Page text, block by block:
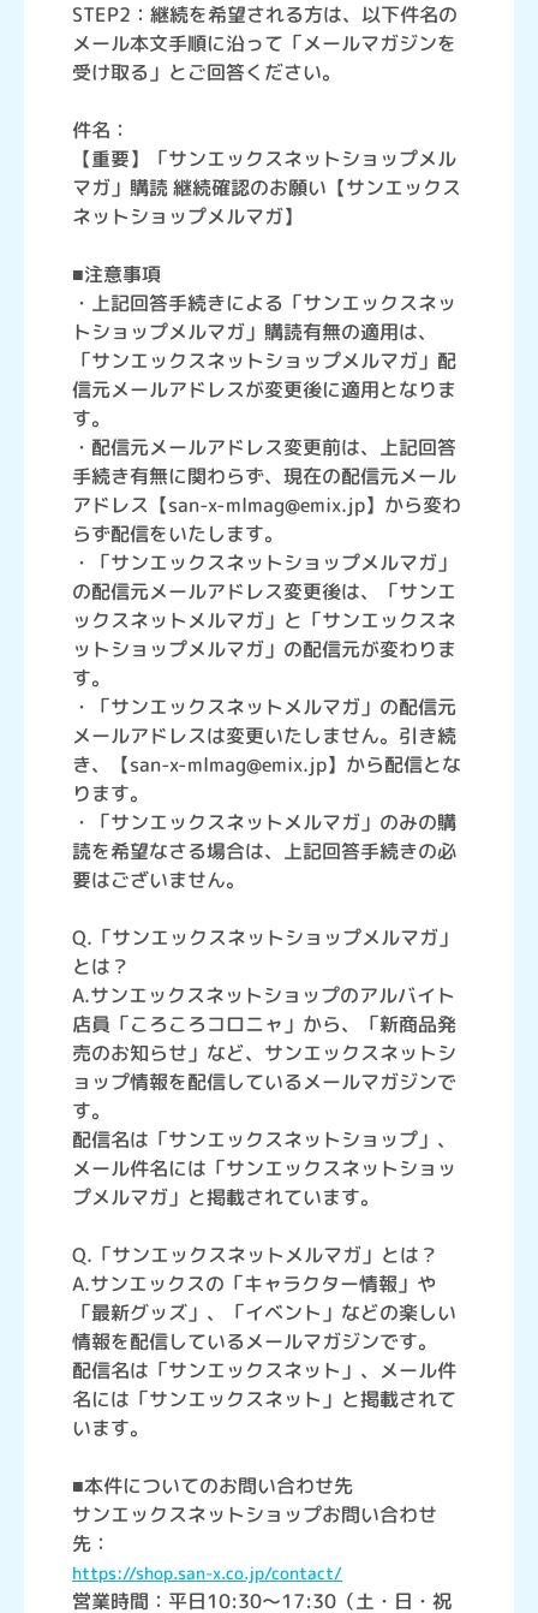
STEP2：継続を希望される方は、以下件名の
メール本文手順に沿って「メールマガジンを
受け取る」とご回答ください。
件名：
【重要】「サンエックスネットショップメル
マガ」購読 継続確認のお願い【サンエックス
ネットショップメルマガ】
■注意事項
・上記回答手続きによる「サンエックスネッ
トショップメルマガ」購読有無の適用は、
「サンエックスネットショップメルマガ」配
信元メールアドレスが変更後に適用となりま
す。
・配信元メールアドレス変更前は、上記回答
手続き有無に関わらず、現在の配信元メール
アドレス【san-x-mlmag@emix.jp】から変わ
らず配信をいたします。
・「サンエックスネットショップメルマガ」
の配信元メールアドレス変更後は、「サンエ
ックスネットメルマガ」と「サンエックスネ
ットショップメルマガ」の配信元が変わりま
す。
・「サンエックスネットメルマガ」の配信元
メールアドレスは変更いたしません。引き続
き、【san-x-mlmag@emix.jp】から配信とな
ります。
・「サンエックスネットメルマガ」のみの購
読を希望なさる場合は、上記回答手続きの必
要はございません。
Q.「サンエックスネットショップメルマガ」
とは？
A.サンエックスネットショップのアルバイト
店員「ころころコロニャ」から、「新商品発
売のお知らせ」など、サンエックスネットシ
ョップ情報を配信しているメールマガジンで
す。
配信名は「サンエックスネットショップ」、
メール件名には「サンエックスネットショッ
プメルマガ」と掲載されています。
Q.「サンエックスネットメルマガ」とは？
A.サンエックスの「キャラクター情報」や
「最新グッズ」、「イベント」などの楽しい
情報を配信しているメールマガジンです。
配信名は「サンエックスネット」、メール件
名には「サンエックスネット」と掲載されて
います。
■本件についてのお問い合わせ先
サンエックスネットショップお問い合わせ
先：
https://shop.san-x.co.jp/contact/
営業時間：平日10:30～17:30（土・日・祝